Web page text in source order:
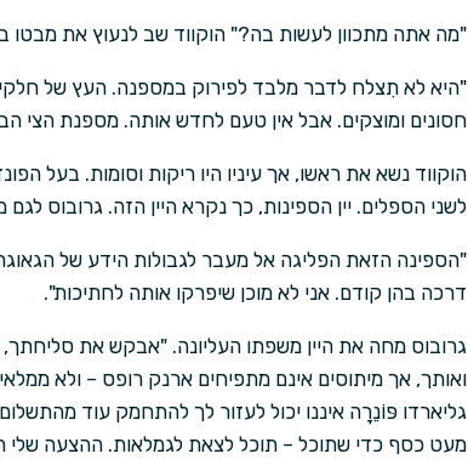
"מה אתה מתכוון לעשות בה?" הוקווד שב לנעוץ את מבטו
"היא לא תִצלח לדבר מלבד לפירוק במספנה. העץ של
חסונים ומוצקים. אבל אין טעם לחדש אותה. מספנת הצי
הוקווד נשא את ראשו, אך עיניו היו ריקות וסומות. בעל
לשני הספלים. יין הספינות, כך נקרא היין הזה. גרובוס
"הספינה הזאת הפליגה אל מעבר לגבולות הידע של
דרכה בהן קודם. אני לא מוכן שיפרקו אותה לחתיכות".
גרובוס מחה את היין משפתו העליונה. "אבקש את
ואותך, אך מיתוסים אינם מתפיחים ארנק רופס – ולא
גליארדו פּוֹנֵרָה איננו יכול לעזור לך להתחמק עוד
מעט כסף כדי שתוכל – תוכל לצאת לגמלאות. ההצעה שלי